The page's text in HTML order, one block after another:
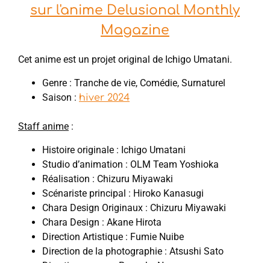
sur l'anime Delusional Monthly
Magazine
Cet anime est un projet original de Ichigo Umatani.
Genre : Tranche de vie, Comédie, Surnaturel
Saison : hiver 2024
Staff anime :
Histoire originale : Ichigo Umatani
Studio d’animation : OLM Team Yoshioka
Réalisation : Chizuru Miyawaki
Scénariste principal : Hiroko Kanasugi
Chara Design Originaux : Chizuru Miyawaki
Chara Design : Akane Hirota
Direction Artistique : Fumie Nuibe
Direction de la photographie : Atsushi Sato